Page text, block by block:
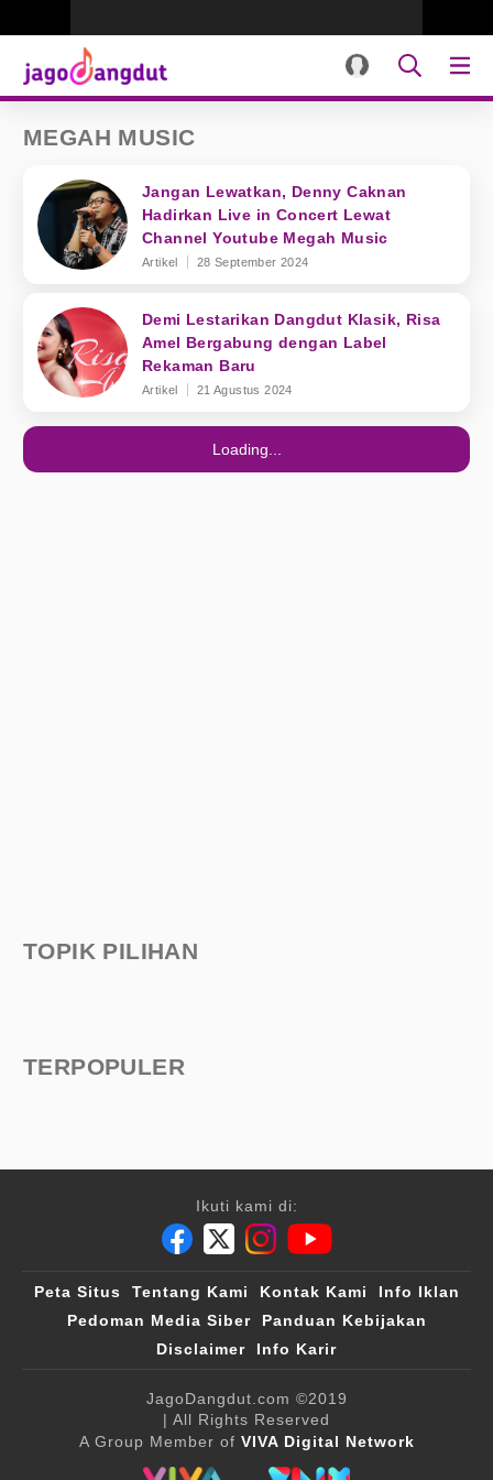
MEGAH MUSIC
Jangan Lewatkan, Denny Caknan
Hadirkan Live in Concert Lewat
Channel Youtube Megah Music
Artikel 28 September 2024
Demi Lestarikan Dangdut Klasik, Risa
Amel Bergabung dengan Label
Rekaman Baru
Artikel 21 Agustus 2024
Loading...
TOPIK PILIHAN
TERPOPULER
Ikuti kami di:
Peta Situs Tentang Kami Kontak Kami
Info Iklan
Pedoman Media Siber
Panduan Kebijakan
Disclaimer
Info Karir
JagoDangdut.com ©2019
| All Rights Reserved
A Group Member of VIVA Digital Network